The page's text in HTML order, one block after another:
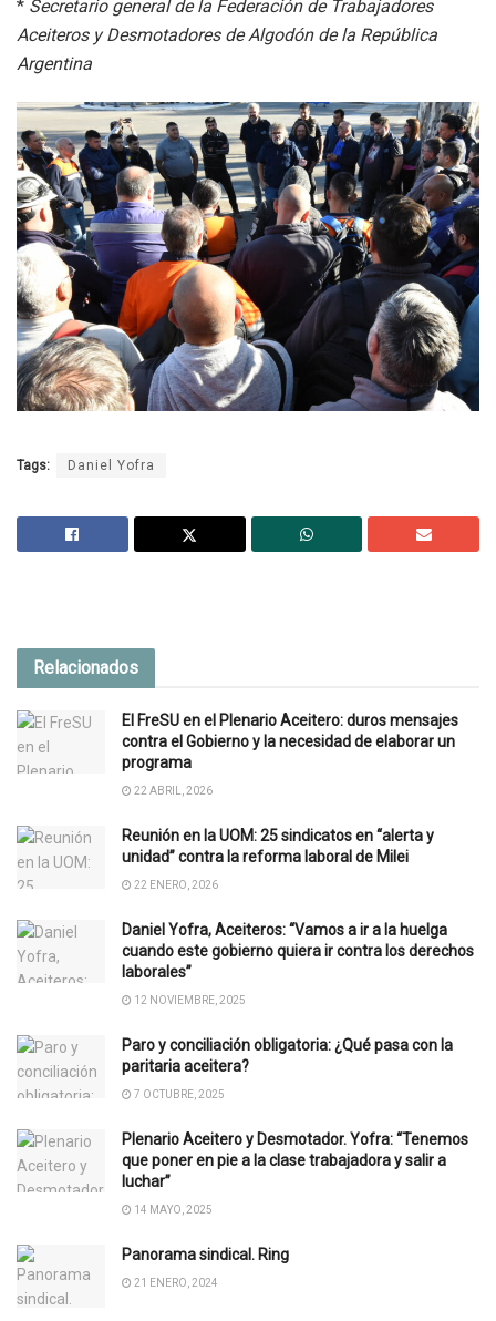
* Secretario general de la Federación de Trabajadores
Aceiteros y Desmotadores de Algodón de la República
Argentina
Tags: Daniel Yofra
Relacionados
El FreSU en el Plenario Aceitero: duros mensajes
contra el Gobierno y la necesidad de elaborar un
programa
22 ABRIL, 2026
Reunión en la UOM: 25 sindicatos en “alerta y
unidad” contra la reforma laboral de Milei
22 ENERO, 2026
Daniel Yofra, Aceiteros: “Vamos a ir a la huelga
cuando este gobierno quiera ir contra los derechos
laborales”
12 NOVIEMBRE, 2025
Paro y conciliación obligatoria: ¿Qué pasa con la
paritaria aceitera?
7 OCTUBRE, 2025
Plenario Aceitero y Desmotador. Yofra: “Tenemos
que poner en pie a la clase trabajadora y salir a
luchar”
14 MAYO, 2025
Panorama sindical. Ring
21 ENERO, 2024